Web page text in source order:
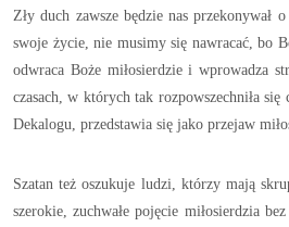
Zły duch zawsze będzie nas
swoje życie, nie musimy się nawracać, bo
odwraca Boże miłosierdzie i wprowadza
czasach, w których tak rozpowszechniła
Dekalogu, przedstawia się jako przejaw
Szatan też oszukuje ludzi, którzy mają
szerokie, zuchwałe pojęcie miłosierdzia